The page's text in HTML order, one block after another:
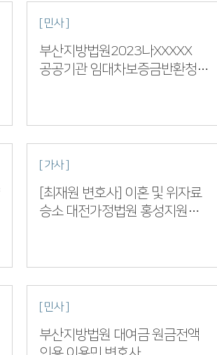
[ 민사 ]
부산지방법원2023나XXXXX
공공기관 임대차보증금반환청구
[ 가사 ]
[최재원 변호사] 이혼 및 위자료
승소 대전가정법원 홍성지원
[ 민사 ]
부산지방법원 대여금 원금전액